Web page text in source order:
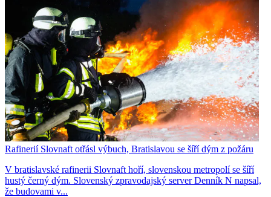
Rafinerií Slovnaft otřásl výbuch, Bratislavou se šíří dým z požáru
V bratislavské rafinerii Slovnaft hoří, slovenskou metropolí se šíří
hustý černý dým. Slovenský zpravodajský server Denník N napsal,
že budovami v...